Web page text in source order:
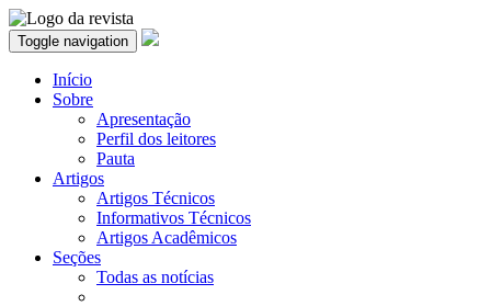
Toggle navigation
Início
Sobre
Apresentação
Perfil dos leitores
Pauta
Artigos
Artigos Técnicos
Informativos Técnicos
Artigos Acadêmicos
Seções
Todas as notícias